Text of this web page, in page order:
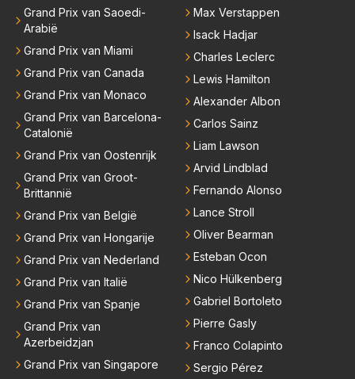
dergelijks heb ik bijvoorbeeld Lando Norris nog niet
horen zeggen. Eigenlijk nog geen enkele andere cou
reur...
Grand Prix van Saoedi-
Arabië
Grand Prix van Miami
Grand Prix van Canada
Grand Prix van Monaco
Grand Prix van Barcelona-
Catalonië
Grand Prix van Oostenrijk
Grand Prix van Groot-
Brittannië
Grand Prix van België
Grand Prix van Hongarije
Grand Prix van Nederland
Grand Prix van Italië
Grand Prix van Spanje
Grand Prix van
Azerbeidzjan
Grand Prix van Singapore
Max Verstappen
Isack Hadjar
Charles Leclerc
Lewis Hamilton
Alexander Albon
Carlos Sainz
Liam Lawson
Arvid Lindblad
Fernando Alonso
Lance Stroll
Oliver Bearman
Esteban Ocon
Nico Hülkenberg
Gabriel Bortoleto
Pierre Gasly
Franco Colapinto
Sergio Pérez